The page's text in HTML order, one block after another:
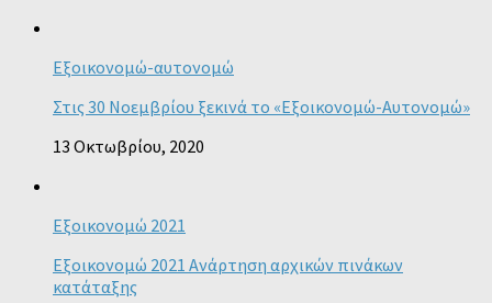
Εξοικονομώ-αυτονομώ
Στις 30 Νοεμβρίου ξεκινά το «Εξοικονομώ-Αυτονομώ»
13 Οκτωβρίου, 2020
Εξοικονομώ 2021
Εξοικονομώ 2021 Ανάρτηση αρχικών πινάκων
κατάταξης